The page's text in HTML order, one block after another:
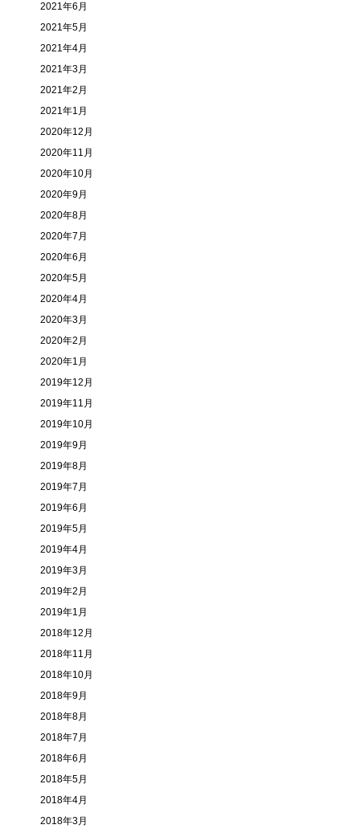
2021年6月
2021年5月
2021年4月
2021年3月
2021年2月
2021年1月
2020年12月
2020年11月
2020年10月
2020年9月
2020年8月
2020年7月
2020年6月
2020年5月
2020年4月
2020年3月
2020年2月
2020年1月
2019年12月
2019年11月
2019年10月
2019年9月
2019年8月
2019年7月
2019年6月
2019年5月
2019年4月
2019年3月
2019年2月
2019年1月
2018年12月
2018年11月
2018年10月
2018年9月
2018年8月
2018年7月
2018年6月
2018年5月
2018年4月
2018年3月